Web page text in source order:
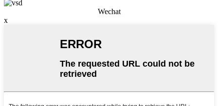
Wechat
x